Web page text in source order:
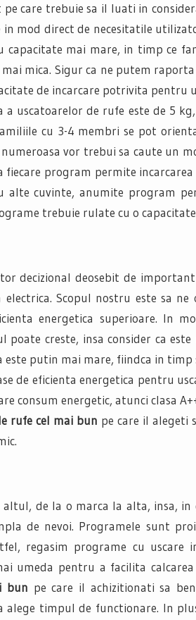
care trebuie sa il luati in
in mod direct de necesitatile
capacitate mai mare, in timp ce
mica. Sigur ca ne putem
de incarcare potrivita pentru
uscatoarelor de rufe este de 5
cu 3-4 membri se pot
vor trebui sa caute un
program permite
alte cuvinte, anumite program
trebuie rulate cu o
decizional deosebit de
Scopul nostru este sa
energetica superioare. In
creste, insa consider ca
este putin mai mare, fiindca in timp
de eficienta energetica pentru
consum energetic, atunci clasa
rufe cel mai bun pe care il alegeti
de la o marca la alta, insa, in
de nevoi. Programele sunt
regasim programe cu uscare
umeda pentru a facilita
bun pe care il achizitionati sa
alege timpul de functionare. In